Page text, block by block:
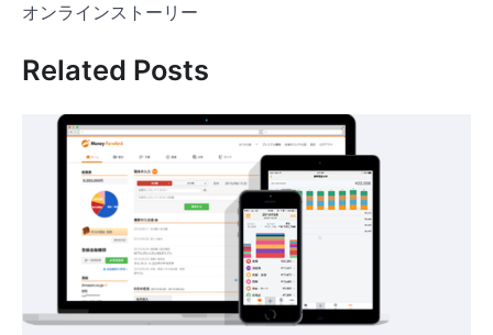
ビ
ー
オンラインストーリー
Related Posts